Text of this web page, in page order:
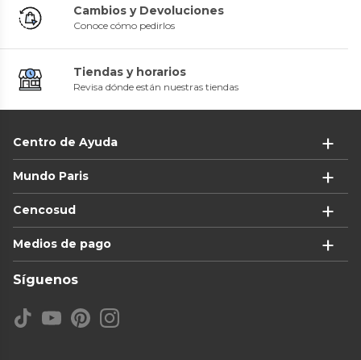
Cambios y Devoluciones
Conoce cómo pedirlos
Tiendas y horarios
Revisa dónde están nuestras tiendas
Centro de Ayuda
Mundo Paris
Cencosud
Medios de pago
Síguenos